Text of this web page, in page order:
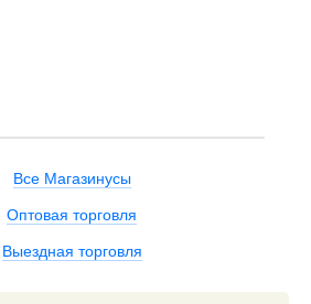
Все Магазинусы
Оптовая торговля
Выездная торговля